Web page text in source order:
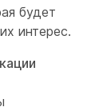
будет
интерес.